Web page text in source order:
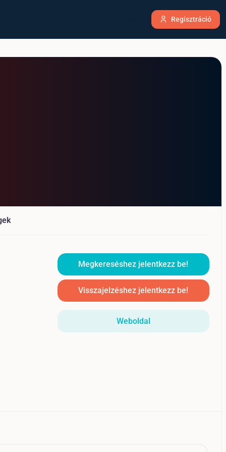
Regisztráció
Megkereséshez jelentkezz be!
Visszajelzéshez jelentkezz be!
Weboldal